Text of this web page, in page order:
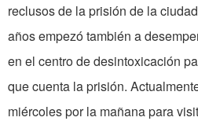
reclusos de la prisión de la
años empezó también a
en el centro de desintoxicación
que cuenta la prisión.
miércoles por la mañana para